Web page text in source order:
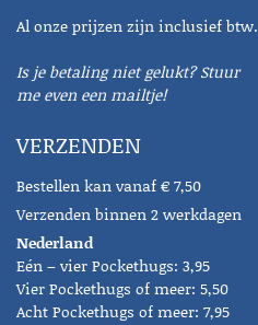
Al onze prijzen zijn inclusief btw.
Is je betaling niet gelukt? Stuur
me even een mailtje!
VERZENDEN
Bestellen kan vanaf € 7,50
Verzenden binnen 2 werkdagen
Nederland
Eén – vier Pockethugs: 3,95
Vier Pockethugs of meer: 5,50
Acht Pockethugs of meer: 7,95